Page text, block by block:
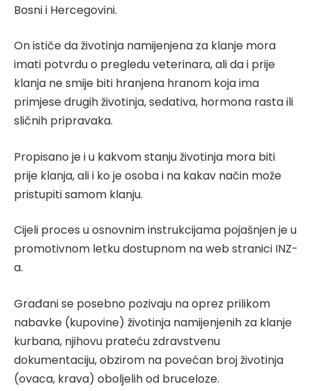
Bosni i Hercegovini.
On ističe da životinja namijenjena za klanje mora
imati potvrdu o pregledu veterinara, ali da i prije
klanja ne smije biti hranjena hranom koja ima
primjese drugih životinja, sedativa, hormona rasta ili
sličnih pripravaka.
Propisano je i u kakvom stanju životinja mora biti
prije klanja, ali i ko je osoba i na kakav način može
pristupiti samom klanju.
Cijeli proces u osnovnim instrukcijama pojašnjen je u
promotivnom letku dostupnom na web stranici INZ-
a.
Građani se posebno pozivaju na oprez prilikom
nabavke (kupovine) životinja namijenjenih za klanje
kurbana, njihovu prateću zdravstvenu
dokumentaciju, obzirom na povećan broj životinja
(ovaca, krava) oboljelih od bruceloze.